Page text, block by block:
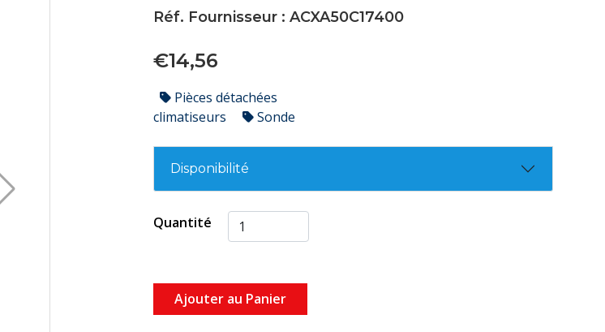
Réf. Fournisseur : ACXA50C17400
€14,56
Pièces détachées
climatiseurs
Sonde
Disponibilité
Quantité
Ajouter au Panier